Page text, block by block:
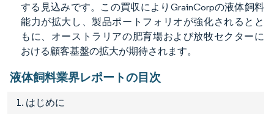
する見込みです。この買収によりGrainCorpの液体飼料
能力が拡大し、製品ポートフォリオが強化されるとと
もに、オーストラリアの肥育場および放牧セクターに
おける顧客基盤の拡大が期待されます。
液体飼料業界レポートの目次
1. はじめに